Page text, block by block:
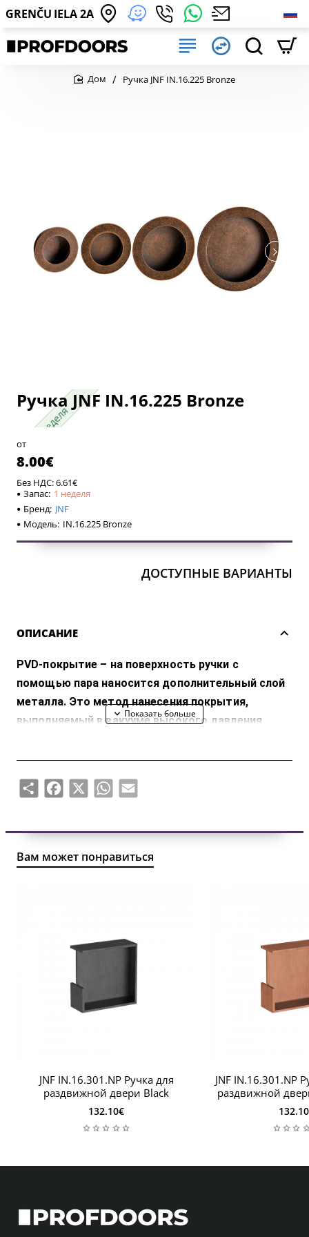
GRENČU IELA 2A
Ручка JNF IN.16.225 Bronze
1 неделя
1 неделя
Ручка JNF IN.16.225 Bronze
от
8.00€
Без НДС: 6.61€
Запас: 1 неделя
Бренд: JNF
Модель: IN.16.225 Bronze
ДОСТУПНЫЕ ВАРИАНТЫ
ОПИСАНИЕ
PVD-покрытие – на поверхность ручки с
помощью пара наносится дополнительный слой
металла. Это метод нанесения покрытия,
выполняемый в вакууме высокого давления
конденсации и распылительной металлизации.
Другими словами, основные принципы
вакуумного испарения таковы: в условиях
испаряются, а затем осаждаются на
поверхность подложки. Метод испарения
обычно используется для нагрева резиста, при
вакуумное испарение является самой ранней
технологией, используемой в методе PVD.
PVD-покрытие обладает следующими
микрон);
Изготовлен без каких-либо примесей в составе;
Имеет большую долговечность;
Защищает ручки от царапин.
ShareFacebook
X WhatsApp
Email
Вам может понравиться
JNF IN.16.301.NP Ручка для
раздвижной двери Black
132.10€
JNF IN.16.301.NP
раздвижной